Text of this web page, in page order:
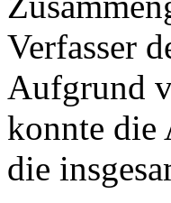
Verfasser
Aufgrund
konnte die
die